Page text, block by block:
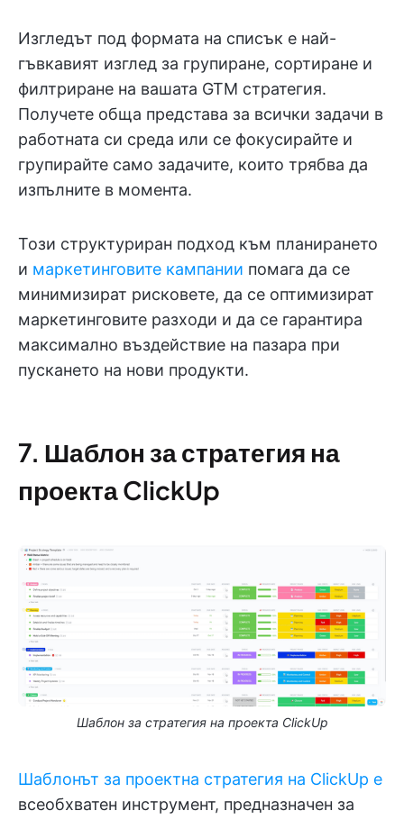
Изгледът под формата на списък е най-
гъвкавият изглед за групиране, сортиране и
филтриране на вашата GTM стратегия.
Получете обща представа за всички задачи в
работната си среда или се фокусирайте и
групирайте само задачите, които трябва да
изпълните в момента.
Този структуриран подход към планирането
и маркетинговите кампании помага да се
минимизират рисковете, да се оптимизират
маркетинговите разходи и да се гарантира
максимално въздействие на пазара при
пускането на нови продукти.
7. Шаблон за стратегия на
проекта ClickUp
Шаблон за стратегия на проекта ClickUp
Шаблонът за проектна стратегия на ClickUp е
всеобхватен инструмент, предназначен за